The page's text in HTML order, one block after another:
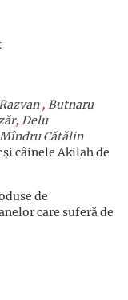
, Butnaru
, Delu
Mîndru Cătălin
și câinele Akilah de
de
care suferă de